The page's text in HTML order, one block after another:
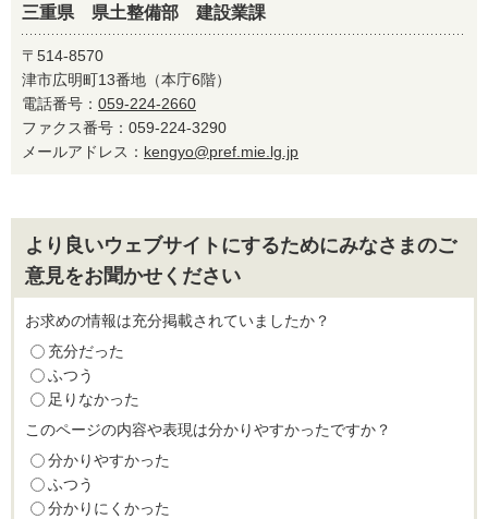
三重県 県土整備部 建設業課
〒514-8570
津市広明町13番地（本庁6階）
電話番号： 059-224-2660
ファクス番号：059-224-3290
メールアドレス： kengyo@pref.mie.lg.jp
より良いウェブサイトにするためにみなさまのご
意見をお聞かせください
お求めの情報は充分掲載されていましたか？
充分だった
ふつう
足りなかった
このページの内容や表現は分かりやすかったですか？
分かりやすかった
ふつう
分かりにくかった